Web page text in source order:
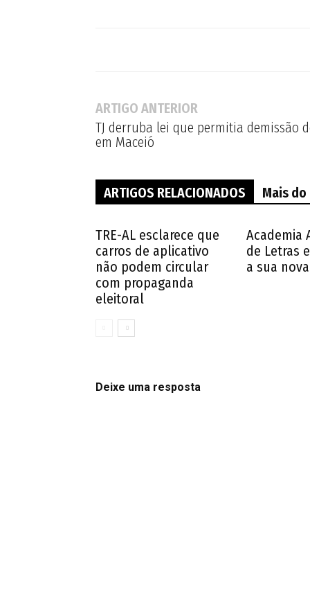
ARTIGO ANTERIOR
TJ derruba lei que permitia demissão
em Maceió
ARTIGOS RELACIONADOS Mais
TRE-AL esclarece que
carros de aplicativo
não podem circular
com propaganda
eleitoral
Academia
de Letras
a sua
Deixe uma resposta